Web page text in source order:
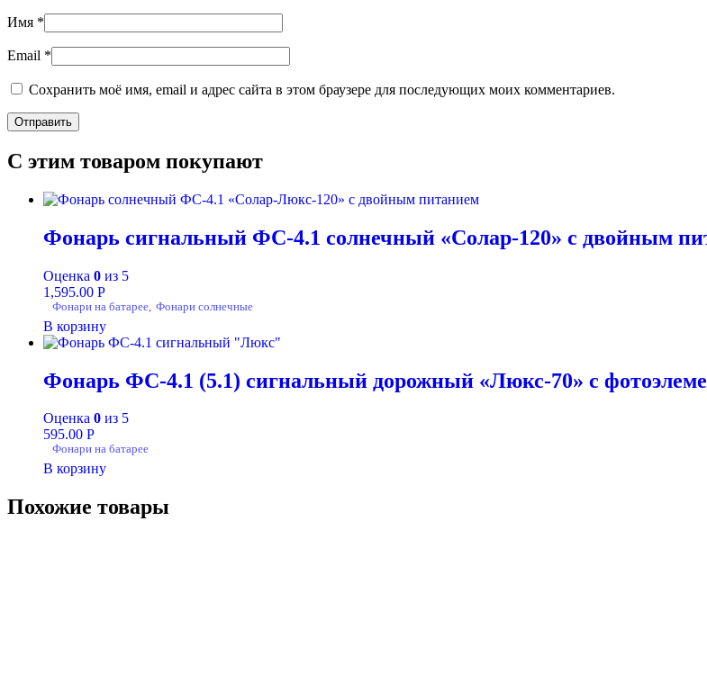
Имя *
Email *
Сохранить моё имя, email и адрес сайта в этом браузере для последующих моих комментариев.
С этим товаром покупают
Фонарь сигнальный ФС-4.1 солнечный «Солар-120» с двойным
Оценка 0 из 5
1,595.00 Р
Фонари на батарее Фонари солнечные
В корзину
Фонарь ФС-4.1 (5.1) сигнальный дорожный «Люкс-70» с
Оценка 0 из 5
595.00 Р
Фонари на батарее
В корзину
Похожие товары